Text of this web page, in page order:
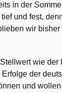
in der
und fest,
wir
wie der
der
und